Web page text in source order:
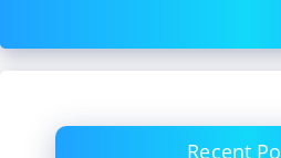
Recent